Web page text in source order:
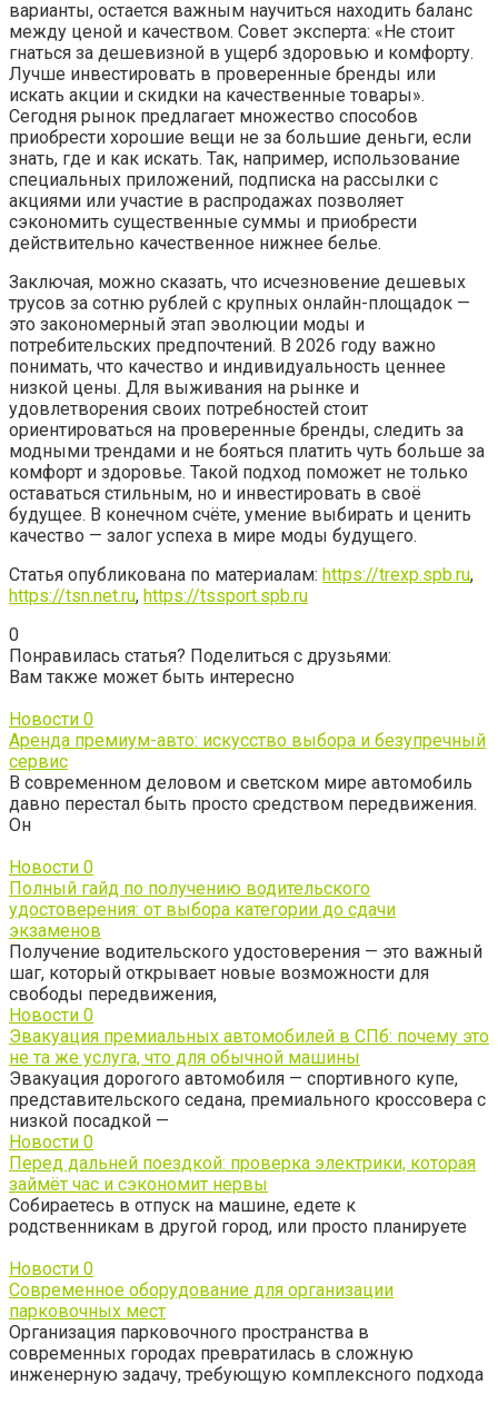
варианты, остается важным научиться находить баланс
между ценой и качеством. Совет эксперта: «Не стоит
гнаться за дешевизной в ущерб здоровью и комфорту.
Лучше инвестировать в проверенные бренды или
искать акции и скидки на качественные товары».
Сегодня рынок предлагает множество способов
приобрести хорошие вещи не за большие деньги, если
знать, где и как искать. Так, например, использование
специальных приложений, подписка на рассылки с
акциями или участие в распродажах позволяет
сэкономить существенные суммы и приобрести
действительно качественное нижнее белье.
Заключая, можно сказать, что исчезновение дешевых
трусов за сотню рублей с крупных онлайн-площадок —
это закономерный этап эволюции моды и
потребительских предпочтений. В 2026 году важно
понимать, что качество и индивидуальность ценнее
низкой цены. Для выживания на рынке и
удовлетворения своих потребностей стоит
ориентироваться на проверенные бренды, следить за
модными трендами и не бояться платить чуть больше за
комфорт и здоровье. Такой подход поможет не только
оставаться стильным, но и инвестировать в своё
будущее. В конечном счёте, умение выбирать и ценить
качество — залог успеха в мире моды будущего.
Статья опубликована по материалам: https://trexp.spb.ru,
https://tsn.net.ru, https://tssport.spb.ru
0
Понравилась статья? Поделиться с друзьями:
Вам также может быть интересно
Новости 0
Аренда премиум-авто: искусство выбора и безупречный
сервис
В современном деловом и светском мире автомобиль
давно перестал быть просто средством передвижения.
Он
Новости 0
Полный гайд по получению водительского
удостоверения: от выбора категории до сдачи
экзаменов
Получение водительского удостоверения — это важный
шаг, который открывает новые возможности для
свободы передвижения,
Новости 0
Эвакуация премиальных автомобилей в СПб: почему это
не та же услуга, что для обычной машины
Эвакуация дорогого автомобиля — спортивного купе,
представительского седана, премиального кроссовера с
низкой посадкой —
Новости 0
Перед дальней поездкой: проверка электрики, которая
займёт час и сэкономит нервы
Собираетесь в отпуск на машине, едете к
родственникам в другой город, или просто планируете
Новости 0
Современное оборудование для организации
парковочных мест
Организация парковочного пространства в
современных городах превратилась в сложную
инженерную задачу, требующую комплексного подхода